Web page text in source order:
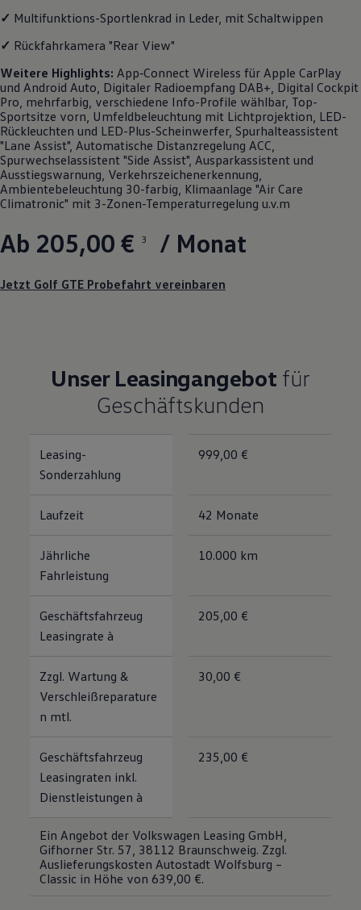
✓ Multifunktions-Sportlenkrad in Leder, mit Schaltwippen
✓ Rückfahrkamera "Rear View"
Weitere Highlights: App‑Connect Wireless für Apple CarPlay
und Android Auto, Digitaler Radioempfang DAB+, Digital Cockpit
Pro, mehrfarbig, verschiedene Info-Profile wählbar, Top-
Sportsitze vorn, Umfeldbeleuchtung mit Lichtprojektion, LED-
Rückleuchten und LED-Plus-Scheinwerfer, Spurhalteassistent
"Lane Assist", Automatische Distanzregelung ACC,
Spurwechselassistent "Side Assist", Ausparkassistent und
Ausstiegswarnung, Verkehrszeichenerkennung,
Ambientebeleuchtung 30-farbig, Klimaanlage "Air Care
Climatronic" mit 3-Zonen-Temperaturregelung u.v.m
Ab 205,00 € 3 / Monat
Jetzt Golf GTE Probefahrt vereinbaren
Unser Leasingangebot für
Geschäftskunden
Leasing-
Sonderzahlung
999,00 €
Laufzeit 42 Monate
Jährliche
Fahrleistung
10.000 km
Geschäftsfahrzeug
Leasingrate à
205,00 €
Zzgl. Wartung &
Verschleißreparature
n mtl.
30,00 €
Geschäftsfahrzeug
Leasingraten inkl.
Dienstleistungen à
235,00 €
Ein Angebot der Volkswagen Leasing GmbH,
Gifhorner Str. 57, 38112 Braunschweig. Zzgl.
Auslieferungskosten Autostadt Wolfsburg –
Classic in Höhe von 639,00 €.